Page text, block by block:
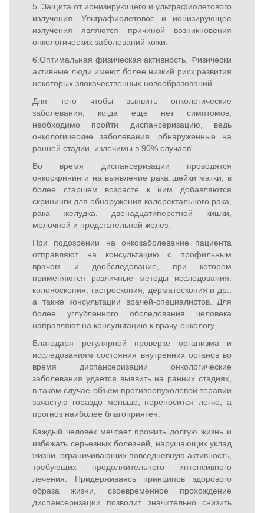
5. Защита от ионизирующего и ультрафиолетового
излучения. Ультрафиолетовое и ионизирующее
излучения являются причиной возникновения
онкологических заболеваний кожи.
6.Оптимальная физическая активность. Физически
активные люди имеют более низкий риск развития
некоторых злокачественных новообразований.
Для того чтобы выявить онкологические
заболевания, когда еще нет симптомов,
необходимо пройти диспансеризацию, ведь
онкологические заболевания, обнаруженные на
ранней стадии, излечимы в 90% случаев.
Во время диспансеризации проводятся
онкоскрининги на выявление рака шейки матки, в
более старшем возрасте к ним добавляются
скрининги для обнаружения колоректального рака,
рака желудка, двенадцатиперстной кишки,
молочной и предстательной желез.
При подозрении на онкозаболевание пациента
отправляют на консультацию с профильным
врачом и дообследование, при котором
применяются различные методы исследования:
колоноскопия, гастроскопия, дерматоскопия и др.,
а также консультации врачей-специалистов. Для
более углубленного обследования человека
направляют на консультацию к врачу-онкологу.
Благодаря регулярной проверке организма и
исследованиям состояния внутренних органов во
время диспансеризации онкологические
заболевания удается выявить на ранних стадиях,
в таком случае объем противоопухолевой терапии
зачастую гораздо меньше, переносится легче, а
прогноз наиболее благоприятен.
Каждый человек мечтает прожить долгую жизнь и
избежать серьезных болезней, нарушающих уклад
жизни, ограничивающих повседневную активность,
требующих продолжительного интенсивного
лечения. Придерживаясь принципов здорового
образа жизни, своевременное прохождение
диспансеризации позволит значительно снизить